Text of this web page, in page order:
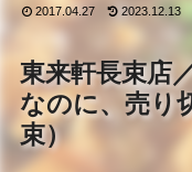
東来軒長束店
なのに、売り
束）
2017.04.27 2023.12.13